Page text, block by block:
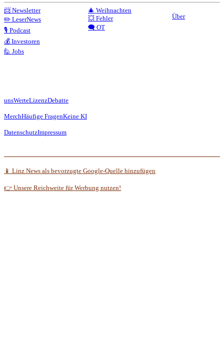
📨 Newsletter
✏️ LeserNews
🎙️ Podcast
💰 Investoren
🙋 Jobs
🎄 Weihnachten
💥 Fehler
🗨️ OT
Über
unsWerteLizenzDebatte
MerchHäufige FragenKeine KI
DatenschutzImpressum
📱 Linz News als bevorzugte Google-Quelle hinzufügen
👉 Unsere Reichweite für Werbung nutzen!